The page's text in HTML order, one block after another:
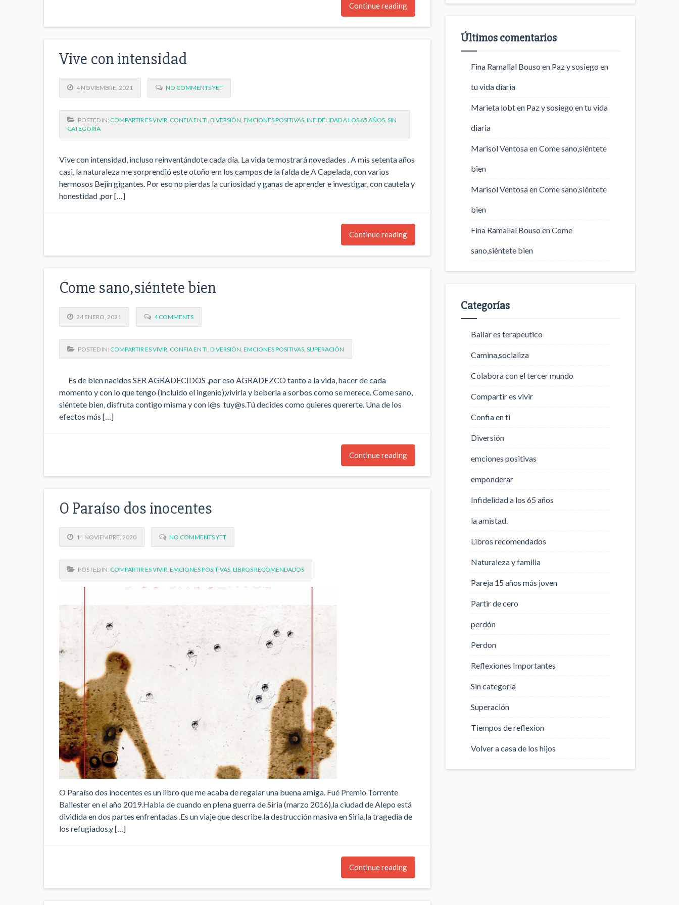
Continue reading
Vive con intensidad
4 NOVIEMBRE, 2021 NO COMMENTS YET
POSTED IN: COMPARTIR ES VIVIR, CONFIA EN TI, DIVERSIÓN, EMCIONES POSITIVAS, INFIDELIDAD A LOS 65 AÑOS, SIN
CATEGORÍA
Vive con intensidad, incluso reinventándote cada día. La vida te mostrará novedades . A mis setenta años
casi, la naturaleza me sorprendió este otoño em los campos de la falda de A Capelada, con varios
hermosos Bejin gigantes. Por eso no pierdas la curiosidad y ganas de aprender e investigar, con cautela y
honestidad ,por […]
Continue reading
Come sano,siéntete bien
24 ENERO, 2021 4 COMMENTS
POSTED IN: COMPARTIR ES VIVIR CONFIA EN TI DIVERSIÓN EMCIONES POSITIVAS SUPERACIÓN
Es de bien nacidos SER AGRADECIDOS ,por eso AGRADEZCO tanto a la vida, hacer de cada
momento y con lo que tengo (incluido el ingenio),vivirla y beberla a sorbos como se merece. Come sano,
siéntete bien, disfruta contigo misma y con l@s tuy@s.Tú decides como quieres quererte. Una de los
efectos más […]
Continue reading
O Paraíso dos inocentes
11 NOVIEMBRE, 2020 NO COMMENTS YET
POSTED IN: COMPARTIR ES VIVIR, EMCIONES POSITIVAS, LIBROS RECOMENDADOS
O Paraíso dos inocentes es un libro que me acaba de regalar una buena amiga. Fué Premio Torrente
Ballester en el año 2019.Habla de cuando en plena guerra de Siria (marzo 2016),la ciudad de Alepo está
dividida en dos partes enfrentadas .Es un viaje que describe la destrucción masiva en Siria,la tragedia de
los refugiados,y […]
Continue reading
Últimos comentarios
Fina Ramallal Bouso en Paz y sosiego en
tu vida diaria
Marieta lobten Paz y sosiego en tu vida
diaria
Marisol VentosaenCome sano,siéntete
bien
Marisol VentosaenCome sano,siéntete
bien
Fina Ramallal Bouso enCome
sano,siéntete bien
Categorías
Bailar es terapeutico
Camina,socializa
Colabora con el tercer mundo
Compartir es vivir
Confia en ti
Diversión
emciones positivas
emponderar
Infidelidad a los 65 años
la amistad.
Libros recomendados
Naturaleza y familia
Pareja 15 años más joven
Partir de cero
perdón
Perdon
Reflexiones Importantes
Sin categoría
Superación
Tiempos de reflexion
Volver a casa de los hijos